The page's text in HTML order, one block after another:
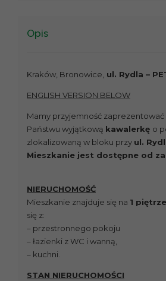
Opis
Kraków, Bronowice, ul. Rydla –
ENGLISH VERSION BELOW
Mamy przyjemność zaprezentować
Państwu wyjątkową kawalerkę o
zlokalizowaną w bloku przy ul.
Mieszkanie jest dostępne od
NIERUCHOMOŚĆ
Mieszkanie znajduje się na 1
się z:
– przestronnego pokoju
– łazienki z WC i wanną,
– kuchni.
STAN NIERUCHOMOŚCI